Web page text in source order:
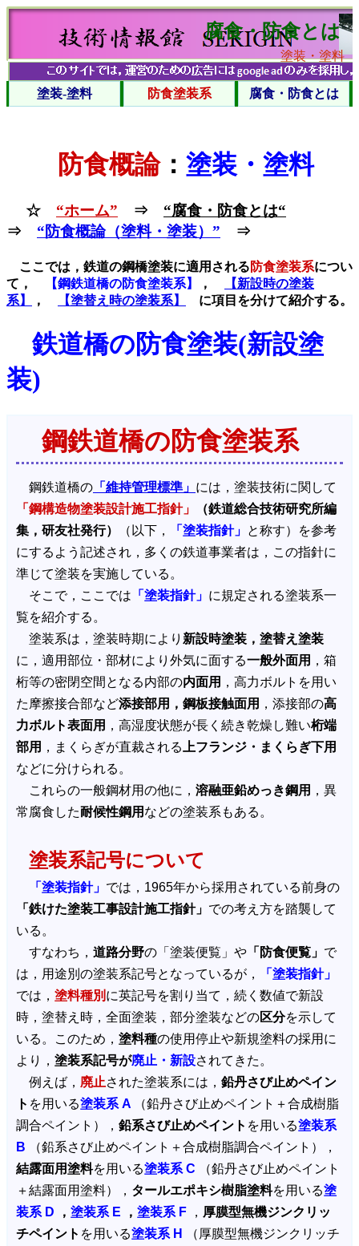
腐食・防食とは
塗装・塗料
塗装-塗料 防食塗装系 腐食・防食とは
防食概論： 塗装・塗料
☆ “ホーム” ⇒ “腐食・防食とは“
⇒ “防食概論（塗料・塗装）” ⇒
ここでは，鉄道の鋼橋塗装に適用される 防食塗装系につい
て，
【鋼鉄道橋の防食塗装系】 ，
【新設時の塗装
系】
， 【塗替え時の塗装系】 に項目を分けて紹介する。
鉄道橋の防食塗装(新設塗
装)
鋼鉄道橋の防食塗装系
鋼鉄道橋の 「維持管理標準」 には，塗装技術に関して
「鋼構造物塗装設計施工指針」
（鉄道総合技術研究所編
集，研友社発行）
（以下， 「塗装指針」 と称す）を参考
にするよう記述され，多くの鉄道事業者は，この指針に
準じて塗装を実施している。
そこで，ここでは 「塗装指針」 に規定される塗装系一
覧を紹介する。
塗装系は，塗装時期により 新設時塗装，塗替え塗装
に，適用部位・部材により外気に面する一般外面用 ，箱
桁等の密閉空間となる内部の内面用 ，高力ボルトを用い
た摩擦接合部など添接部用，鋼板接触面用 ，添接部の高
力ボルト表面用 ，高湿度状態が長く続き乾燥し難い桁端
部用 ，まくらぎが直裁される
上フランジ・まくらぎ下用
などに分けられる。
これらの一般鋼材用の他に， 溶融亜鉛めっき鋼用 ，異
常腐食した耐候性鋼用 などの塗装系もある。
塗装系記号について
「塗装指針」 では，1965年から採用されている前身の
「鉄けた塗装工事設計施工指針」 での考え方を踏襲して
いる。
すなわち， 道路分野の「塗装便覧」や 「防食便覧」 で
は，用途別の塗装系記号となっているが，
「塗装指針」
では， 塗料種別 に英記号を割り当て，続く数値で新設
時，塗替え時，全面塗装，部分塗装などの区分を示して
いる。このため， 塗料種の使用停止や新規塗料の採用に
より， 塗装系記号が廃止・新設されてきた。
例えば， 廃止された塗装系には， 鉛丹さび止めペイン
ト を用いる塗装系 A
（鉛丹さび止めペイント＋合成樹脂
調合ペイント）， 鉛系さび止めペイント を用いる塗装系
B
（鉛系さび止めペイント＋合成樹脂調合ペイント），
結露面用塗料を用いる塗装系 C
（鉛丹さび止めペイント
＋結露面用塗料）， タールエポキシ樹脂塗料を用いる塗
装系 D
， 塗装系 E ， 塗装系 F ， 厚膜型無機ジンクリッ
チペイント を用いる塗装系 H
（厚膜型無機ジンクリッチ